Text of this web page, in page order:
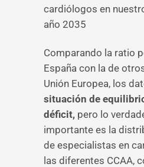
cardiólogos en
año 2035
Comparando la ratio
España con la de
Unión Europea, los
situación de
déficit, pero lo
importante es la
de especialistas en
las diferentes CCAA,